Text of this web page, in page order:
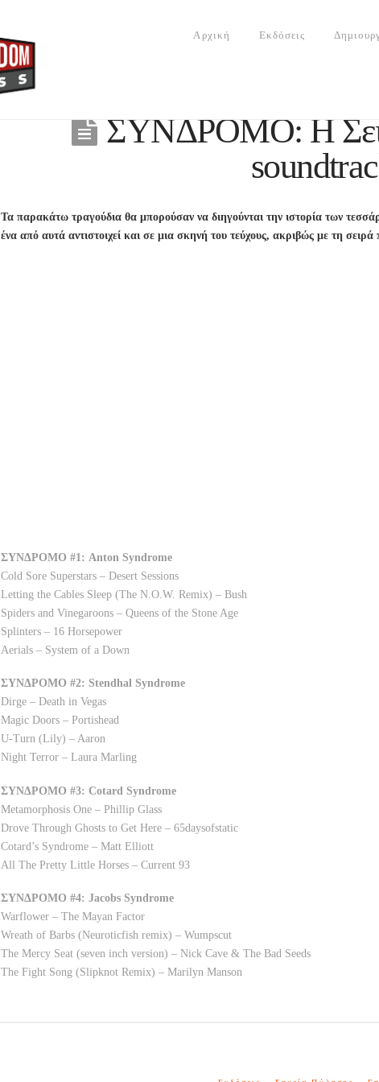
Αρχική Εκδόσεις
ΣΥΝΔΡΟΜΟ: H
Τα παρακάτω τραγούδια θα μπορούσαν να διηγούνται την ιστορία των
ένα από αυτά αντιστοιχεί και σε μια σκηνή του τεύχους, ακριβώς με τη
ΣΥΝΔΡΟΜΟ #1: Anton Syndrome
Cold Sore Superstars – Desert Sessions
Letting the Cables Sleep (The N.O.W. Remix) – Bush
Spiders and Vinegaroons – Queens of the Stone Age
Splinters – 16 Horsepower
Aerials – System of a Down
ΣΥΝΔΡΟΜΟ #2: Stendhal Syndrome
Dirge – Death in Vegas
Magic Doors – Portishead
U-Turn (Lily) – Aaron
Night Terror – Laura Marling
ΣΥΝΔΡΟΜΟ #3: Cotard Syndrome
Metamorphosis One – Phillip Glass
Drove Through Ghosts to Get Here – 65daysofstatic
Cotard’s Syndrome – Matt Elliott
All The Pretty Little Horses – Current 93
ΣΥΝΔΡΟΜΟ #4: Jacobs Syndrome
Warflower – The Mayan Factor
Wreath of Barbs (Neuroticfish remix) – Wumpscut
The Mercy Seat (seven inch version) – Nick Cave & The Bad Seeds
The Fight Song (Slipknot Remix) – Marilyn Manson